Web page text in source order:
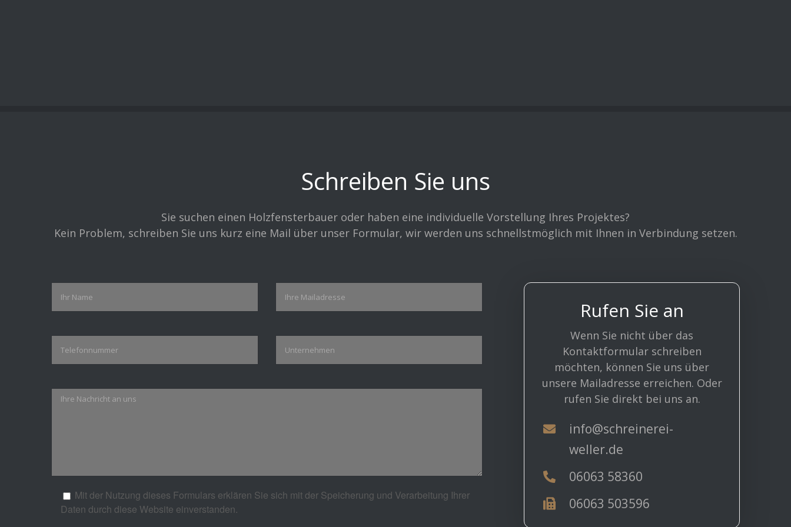
Schreiben Sie uns
Sie suchen einen Holzfensterbauer oder haben eine individuelle Vorstellung Ihres Projektes?
Kein Problem, schreiben Sie uns kurz eine Mail über unser Formular, wir werden uns schnellstmöglich mit Ihnen in Verbindung setzen.
Please leave this field empty.
Mit der Nutzung dieses Formulars erklären Sie sich mit der Speicherung und Verarbeitung Ihrer
Daten durch diese Website einverstanden.
Rufen Sie an
Wenn Sie nicht über das
Kontaktformular schreiben
möchten, können Sie uns über
unsere Mailadresse erreichen. Oder
rufen Sie direkt bei uns an.
info@schreinerei-
weller.de
06063 58360
06063 503596